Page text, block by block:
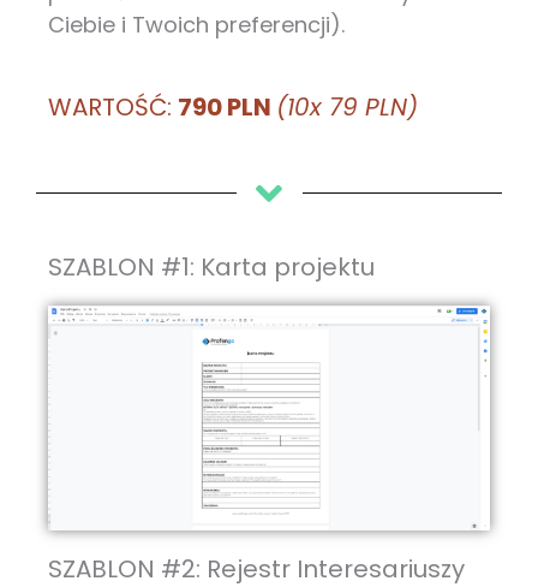
Ciebie i Twoich preferencji).
WARTOŚĆ: 790 PLN (10x 79 PLN)
SZABLON #1: Karta projektu
SZABLON #2: Rejestr Interesariuszy